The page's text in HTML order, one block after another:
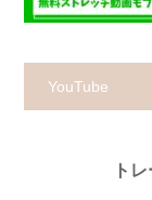
YouTube
ト